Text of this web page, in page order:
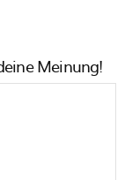
Meinung!